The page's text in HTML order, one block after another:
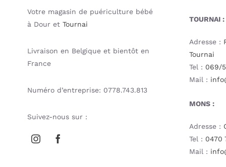
Votre magasin de puériculture bébé
à Dour et Tournai
Livraison en Belgique et bientôt en
France
Numéro d’entreprise: 0778.743.813
Suivez-nous sur :
TOURNAI :
Adresse :
Tournai
Tel : 069/
Mail :
MONS :
Adresse :
Tel : 0470
Mail :